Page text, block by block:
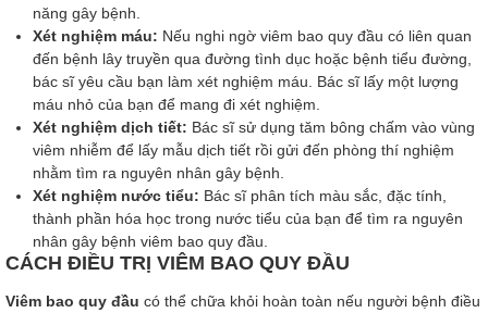
năng gây bệnh.
Xét nghiệm máu: Nếu nghi ngờ viêm bao quy đầu có liên quan
đến bệnh lây truyền qua đường tình dục hoặc bệnh tiểu đường,
bác sĩ yêu cầu bạn làm xét nghiệm máu. Bác sĩ lấy một lượng
máu nhỏ của bạn để mang đi xét nghiệm.
Xét nghiệm dịch tiết: Bác sĩ sử dụng tăm bông chấm vào vùng
viêm nhiễm để lấy mẫu dịch tiết rồi gửi đến phòng thí nghiệm
nhằm tìm ra nguyên nhân gây bệnh.
Xét nghiệm nước tiểu: Bác sĩ phân tích màu sắc, đặc tính,
thành phần hóa học trong nước tiểu của bạn để tìm ra nguyên
nhân gây bệnh viêm bao quy đầu.
CÁCH ĐIỀU TRỊ VIÊM BAO QUY ĐẦU
Viêm bao quy đầu có thể chữa khỏi hoàn toàn nếu người bệnh điều